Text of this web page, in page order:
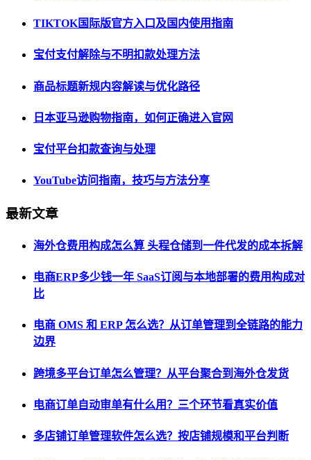
TIKTOK国际版官方入口及国内使用指南
宝付支付解除与不明扣款处理方法
商品标题新规内容解读与优化路径
日本亚马逊购物指南，如何正确进入官网
宝付平台扣款查询与处理
YouTube访问指南，技巧与方法分享
最新文章
海外仓费用构成怎么算 头程仓储到一件代发的成本拆解
电商ERP多少钱一年 SaaS订阅与本地部署的费用构成对
比
电商 OMS 和 ERP 怎么选？从订单管理到全链路的能力
边界
跨境多平台订单怎么管理？从平台聚合到海外仓发货
电商订单自动审单有什么用？三个环节看真实价值
多店铺订单管理软件怎么选？按店铺规模和平台判断